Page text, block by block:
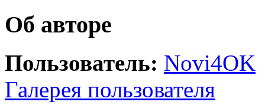
Об авторе
Пользователь: Novi4OK
Галерея пользователя